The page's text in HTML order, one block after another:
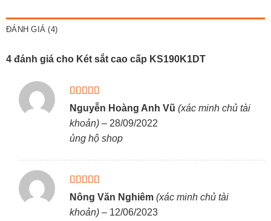
ĐÁNH GIÁ (4)
4 đánh giá cho Két sắt cao cấp KS190K1DT
Được xếp
hạng5 5 sao
Nguyễn Hoàng Anh Vũ (xác minh chủ tài
khoản) – 28/09/2022
ủng hộ shop
Được xếp
hạng5 5 sao
Nông Văn Nghiêm (xác minh chủ tài
khoản) – 12/06/2023